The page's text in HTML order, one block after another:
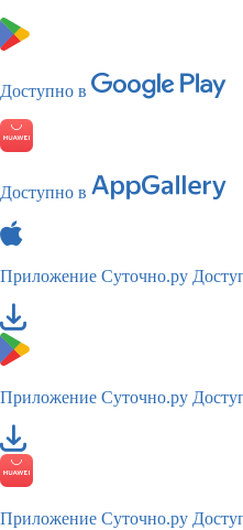
Доступно в
Доступно в
Приложение Суточно.ру
Приложение Суточно.ру
Приложение Суточно.ру